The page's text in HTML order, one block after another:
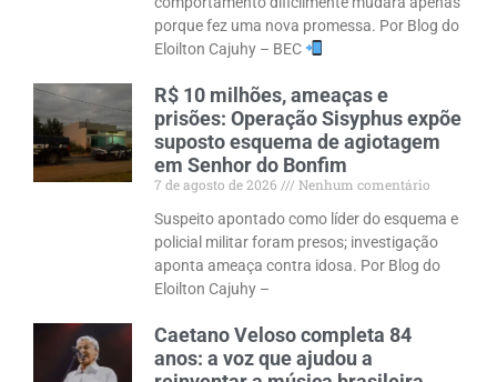
porque fez uma nova promessa. Por Blog do
Eloilton Cajuhy – BEC
R$ 10 milhões, ameaças e
prisões: Operação Sisyphus expõe
suposto esquema de agiotagem
em Senhor do Bonfim
7 de agosto de 2026
Nenhum comentário
Suspeito apontado como líder do esquema e
policial militar foram presos; investigação
aponta ameaça contra idosa. Por Blog do
Eloilton Cajuhy –
Caetano Veloso completa 84
anos: a voz que ajudou a